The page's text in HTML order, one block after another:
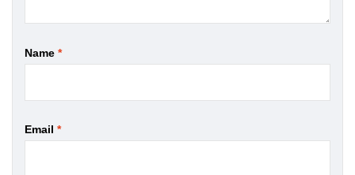
Name *
Email *